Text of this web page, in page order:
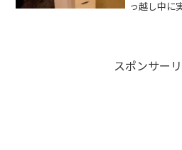
っ越し中に
スポンサー